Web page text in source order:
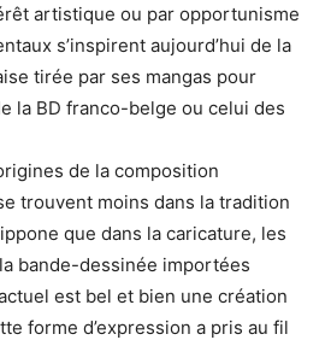
artistique ou par opportunisme
s’inspirent aujourd’hui de la
tirée par ses mangas pour
la BD franco-belge ou celui des
de la composition
trouvent moins dans la tradition
que dans la caricature, les
bande-dessinée importées
est bel et bien une création
forme d’expression a pris au fil